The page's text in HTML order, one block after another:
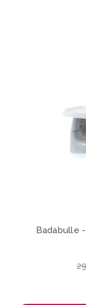
Badabulle